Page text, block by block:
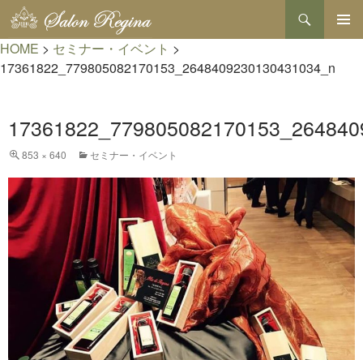
検
索
テ
ン
ス
キ
HOME > セミナー・イベント >
17361822_779805082170153_2648409230130431034_n
853 × 640 セミナー・イベント